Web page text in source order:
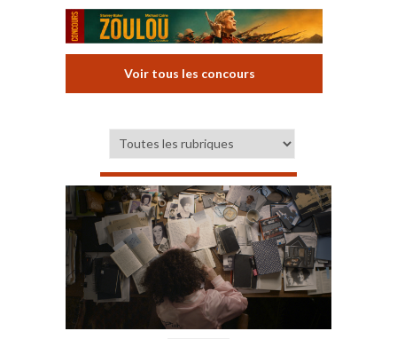
Voir tous les concours